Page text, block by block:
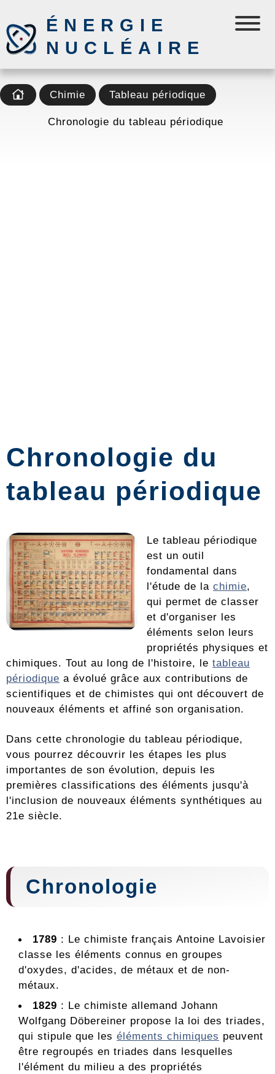
ÉNERGIE
NUCLÉAIRE
Chimie Tableau périodique
Chronologie du tableau périodique
Chronologie du
tableau périodique
Le tableau périodique
est un outil
fondamental dans
l'étude de la chimie,
qui permet de classer
et d'organiser les
éléments selon leurs
propriétés physiques et
chimiques. Tout au long de l'histoire, le tableau
périodique a évolué grâce aux contributions de
scientifiques et de chimistes qui ont découvert de
nouveaux éléments et affiné son organisation.
Dans cette chronologie du tableau périodique,
vous pourrez découvrir les étapes les plus
importantes de son évolution, depuis les
premières classifications des éléments jusqu'à
l'inclusion de nouveaux éléments synthétiques au
21e siècle.
Chronologie
1789 : Le chimiste français Antoine Lavoisier
classe les éléments connus en groupes
d'oxydes, d'acides, de métaux et de non-
métaux.
1829 : Le chimiste allemand Johann
Wolfgang Döbereiner propose la loi des triades,
qui stipule que les éléments chimiques peuvent
être regroupés en triades dans lesquelles
l'élément du milieu a des propriétés